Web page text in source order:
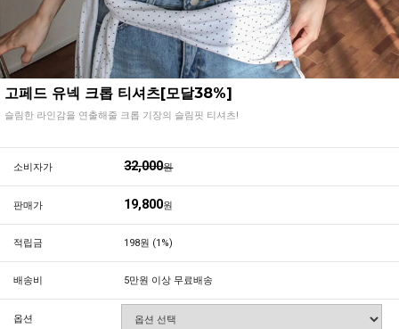
고페드 유넥 크롭 티셔츠[모달38%]
슬림한 라인감을 연출해줄 크롭 기장의 슬림핏 티셔츠!
소비자가 32,000원
판매가 19,800원
적립금 198원 (1%)
배송비 5만원 이상 무료배송
옵션